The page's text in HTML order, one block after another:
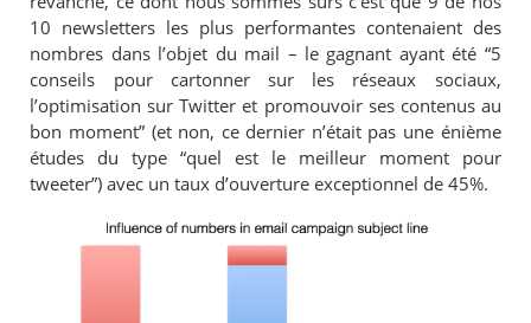
10 newsletters les plus performantes contenaient des
nombres dans l’objet du mail – le gagnant ayant été “5
conseils pour cartonner sur les réseaux sociaux,
l’optimisation sur Twitter et promouvoir ses contenus au
bon moment” (et non, ce dernier n’était pas une énième
études du type “quel est le meilleur moment pour
tweeter”) avec un taux d’ouverture exceptionnel de 45%.